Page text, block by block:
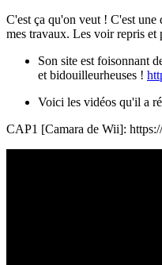
C'est ça qu'on veut ! C'est une
mes travaux. Les voir repris et
Son site est foisonnant
et bidouilleurheuses !
Voici les vidéos qu'il a
CAP1 [Camara de Wii]: